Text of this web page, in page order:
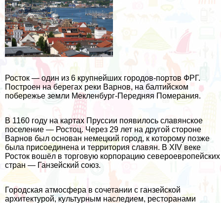
Росток — один из 6 крупнейших городов-портов ФРГ.
Построен на берегах реки Варнов, на балтийском
побережье земли Мекленбург-Передняя Померания.
В 1160 году на картах Пруссии появилось славянское
поселение — Ростоц. Через 29 лет на другой стороне
Варнов был основан немецкий город, к которому позже
была присоединена и территория славян. В XIV веке
Росток вошёл в торговую корпорацию североевропейских
стран — Ганзейский союз.
Городская атмосфера в сочетании с ганзейской
архитектурой, культурным наследием, ресторанами